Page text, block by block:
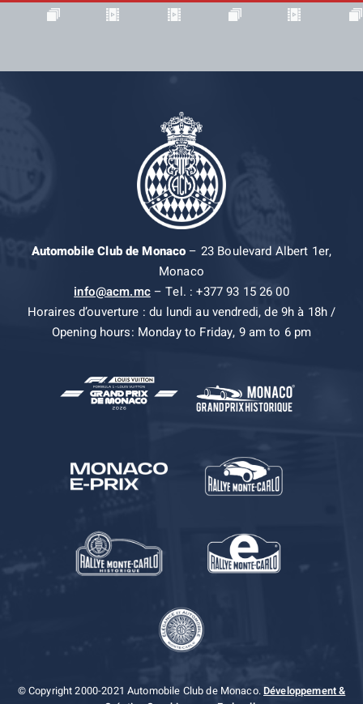
Automobile Club de Monaco– 23 Boulevard Albert 1er,
Monaco
info@acm.mc– Tel. : +377 93 15 26 00
Horaires d’ouverture : du lundi au vendredi, de 9h à 18h /
Opening hours: Monday to Friday, 9 am to 6 pm
© Copyright 2000-2021 Automobile Club de Monaco.Développement &